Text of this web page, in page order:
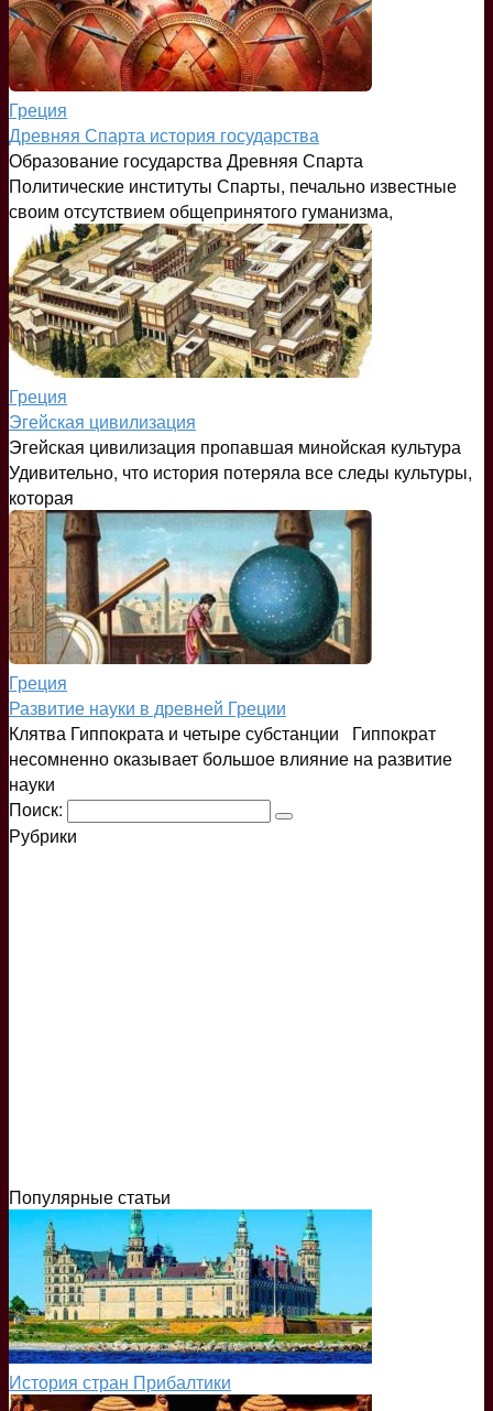
Греция
Древняя Спарта история государства
Образование государства Древняя Спарта
Политические институты Спарты, печально известные
своим отсутствием общепринятого гуманизма,
Греция
Эгейская цивилизация
Эгейская цивилизация пропавшая минойская культура
Удивительно, что история потеряла все следы культуры,
которая
Греция
Развитие науки в древней Греции
Клятва Гиппократа и четыре субстанции Гиппократ
несомненно оказывает большое влияние на развитие
науки
Поиск:
Рубрики
Популярные статьи
История стран Прибалтики